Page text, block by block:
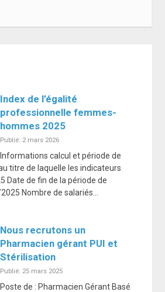
Index de l’égalité
professionnelle femmes-
hommes 2025
Publié: 2 mars 2026
Informations calcul et période de
titre de laquelle les indicateurs
Date de fin de la période de
Nombre de salariés…
Nous recrutons un
Pharmacien gérant PUI et
Stérilisation
Publié: 25 mars 2025
Poste de : Pharmacien Gérant Basé